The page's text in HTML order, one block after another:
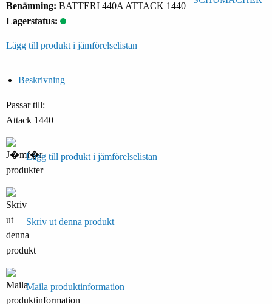
Benämning: BATTERI 440A ATTACK 1440
Lagerstatus:
Lägg till produkt i jämförelselistan
Beskrivning
Passar till:
Attack 1440
Lägg till produkt i jämförelselistan
Skriv ut denna produkt
Maila produktinformation